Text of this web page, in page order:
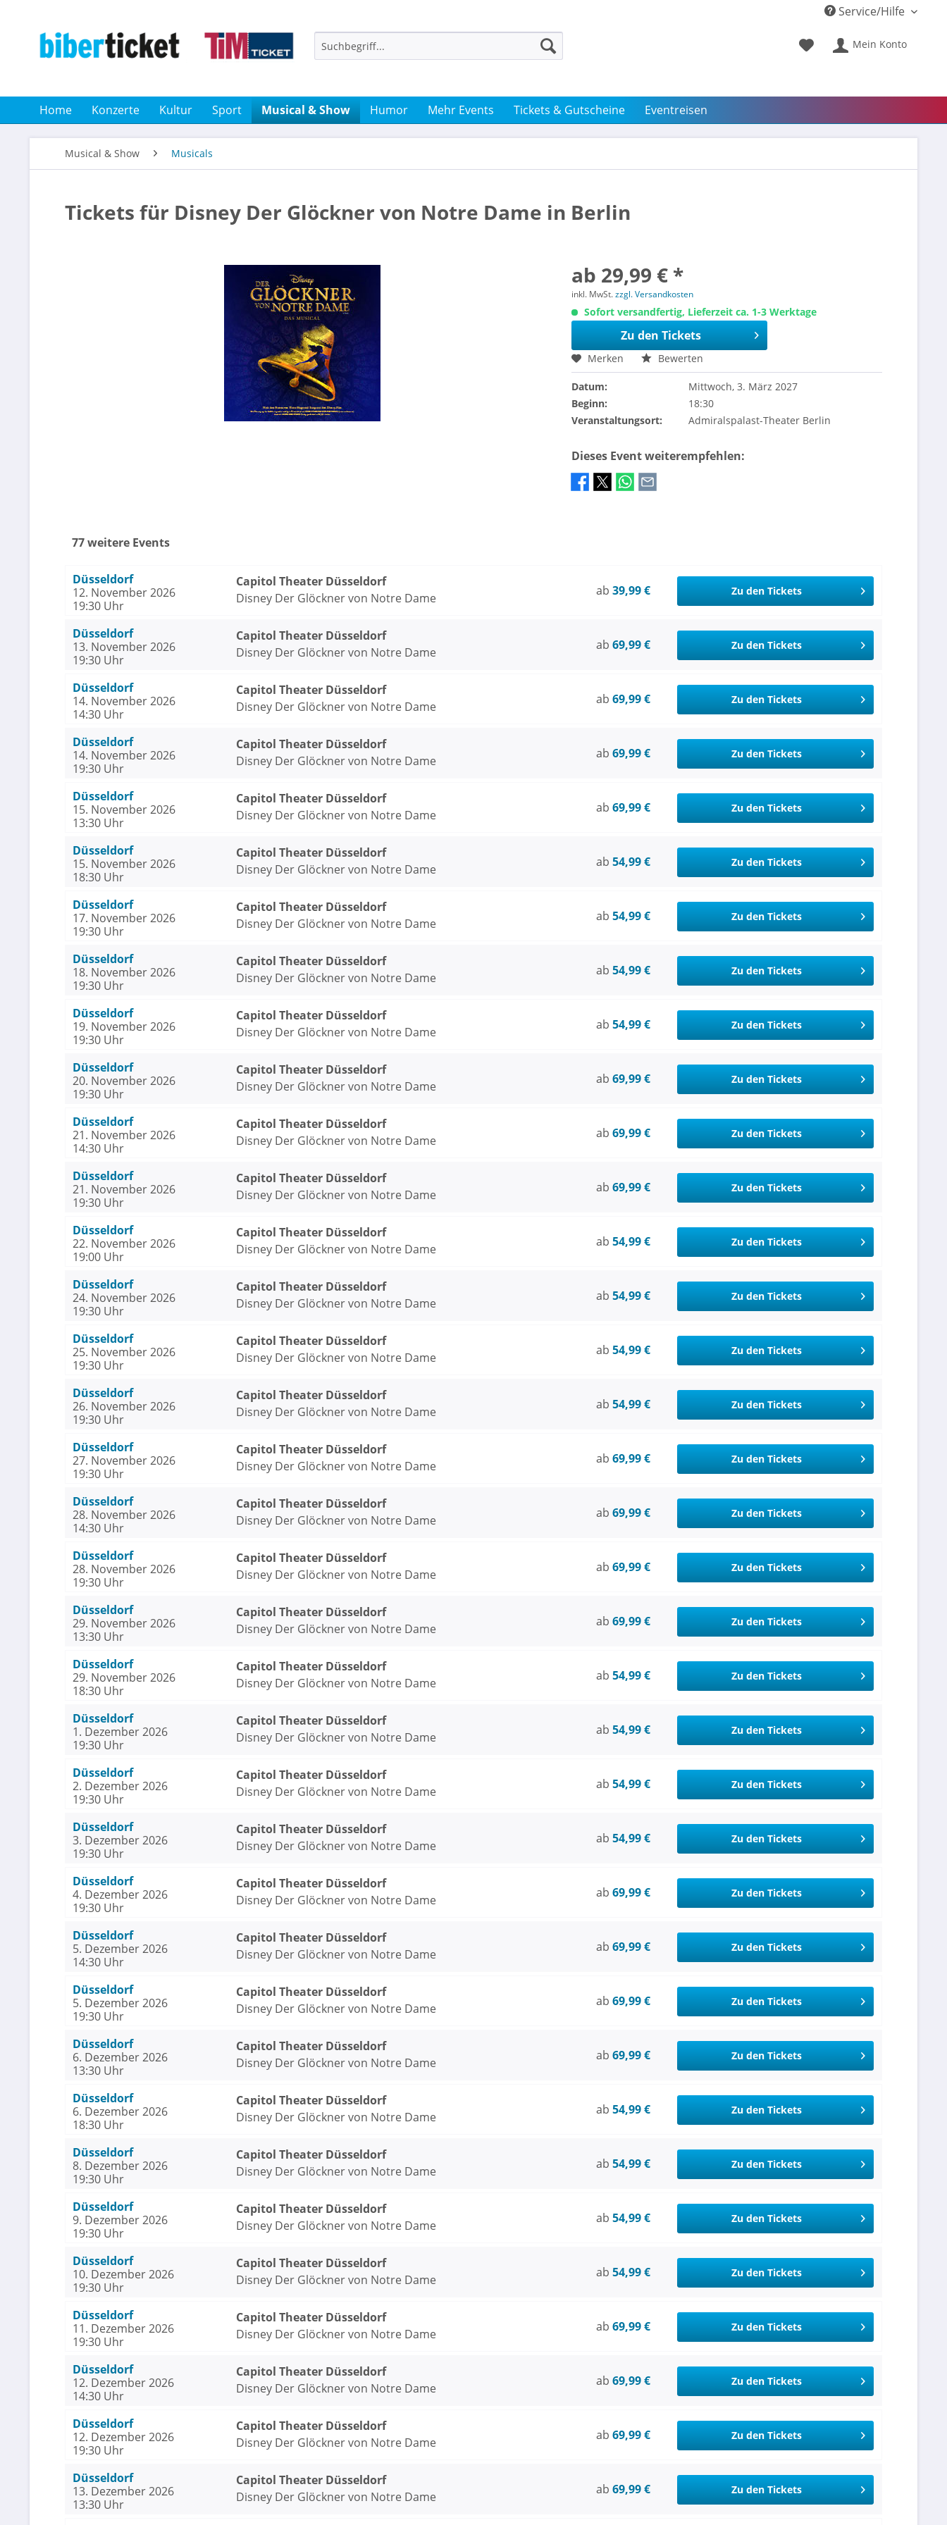
Service/Hilfe
Mein Konto
Home Konzerte Kultur Sport Musical & Show Humor Mehr Events Tickets & Gutscheine Eventreisen
Musical & Show Musicals
Tickets für Disney Der Glöckner von Notre Dame in Berlin
ab 29,99 € *
inkl. MwSt.zzgl. Versandkosten
Sofort versandfertig, Lieferzeit ca. 1-3 Werktage
Zu den Tickets
Merken Bewerten
Datum:
Mittwoch, 3. März 2027
Beginn:
18:30
Veranstaltungsort:
Admiralspalast-Theater Berlin
Dieses Event weiterempfehlen:
77 weitere Events
Düsseldorf
12. November 2026
19:30 Uhr
Capitol Theater Düsseldorf
Disney Der Glöckner von Notre Dame
ab 39,99 € Zu den Tickets
Düsseldorf
13. November 2026
19:30 Uhr
Capitol Theater Düsseldorf
Disney Der Glöckner von Notre Dame
ab 69,99 € Zu den Tickets
Düsseldorf
14. November 2026
14:30 Uhr
Capitol Theater Düsseldorf
Disney Der Glöckner von Notre Dame
ab 69,99 € Zu den Tickets
Düsseldorf
14. November 2026
19:30 Uhr
Capitol Theater Düsseldorf
Disney Der Glöckner von Notre Dame
ab 69,99 € Zu den Tickets
Düsseldorf
15. November 2026
13:30 Uhr
Capitol Theater Düsseldorf
Disney Der Glöckner von Notre Dame
ab 69,99 € Zu den Tickets
Düsseldorf
15. November 2026
18:30 Uhr
Capitol Theater Düsseldorf
Disney Der Glöckner von Notre Dame
ab 54,99 € Zu den Tickets
Düsseldorf
17. November 2026
19:30 Uhr
Capitol Theater Düsseldorf
Disney Der Glöckner von Notre Dame
ab 54,99 € Zu den Tickets
Düsseldorf
18. November 2026
19:30 Uhr
Capitol Theater Düsseldorf
Disney Der Glöckner von Notre Dame
ab 54,99 € Zu den Tickets
Düsseldorf
19. November 2026
19:30 Uhr
Capitol Theater Düsseldorf
Disney Der Glöckner von Notre Dame
ab 54,99 € Zu den Tickets
Düsseldorf
20. November 2026
19:30 Uhr
Capitol Theater Düsseldorf
Disney Der Glöckner von Notre Dame
ab 69,99 € Zu den Tickets
Düsseldorf
21. November 2026
14:30 Uhr
Capitol Theater Düsseldorf
Disney Der Glöckner von Notre Dame
ab 69,99 € Zu den Tickets
Düsseldorf
21. November 2026
19:30 Uhr
Capitol Theater Düsseldorf
Disney Der Glöckner von Notre Dame
ab 69,99 € Zu den Tickets
Düsseldorf
22. November 2026
19:00 Uhr
Capitol Theater Düsseldorf
Disney Der Glöckner von Notre Dame
ab 54,99 € Zu den Tickets
Düsseldorf
24. November 2026
19:30 Uhr
Capitol Theater Düsseldorf
Disney Der Glöckner von Notre Dame
ab 54,99 € Zu den Tickets
Düsseldorf
25. November 2026
19:30 Uhr
Capitol Theater Düsseldorf
Disney Der Glöckner von Notre Dame
ab 54,99 € Zu den Tickets
Düsseldorf
26. November 2026
19:30 Uhr
Capitol Theater Düsseldorf
Disney Der Glöckner von Notre Dame
ab 54,99 € Zu den Tickets
Düsseldorf
27. November 2026
19:30 Uhr
Capitol Theater Düsseldorf
Disney Der Glöckner von Notre Dame
ab 69,99 € Zu den Tickets
Düsseldorf
28. November 2026
14:30 Uhr
Capitol Theater Düsseldorf
Disney Der Glöckner von Notre Dame
ab 69,99 € Zu den Tickets
Düsseldorf
28. November 2026
19:30 Uhr
Capitol Theater Düsseldorf
Disney Der Glöckner von Notre Dame
ab 69,99 € Zu den Tickets
Düsseldorf
29. November 2026
13:30 Uhr
Capitol Theater Düsseldorf
Disney Der Glöckner von Notre Dame
ab 69,99 € Zu den Tickets
Düsseldorf
29. November 2026
18:30 Uhr
Capitol Theater Düsseldorf
Disney Der Glöckner von Notre Dame
ab 54,99 € Zu den Tickets
Düsseldorf
1. Dezember 2026
19:30 Uhr
Capitol Theater Düsseldorf
Disney Der Glöckner von Notre Dame
ab 54,99 € Zu den Tickets
Düsseldorf
2. Dezember 2026
19:30 Uhr
Capitol Theater Düsseldorf
Disney Der Glöckner von Notre Dame
ab 54,99 € Zu den Tickets
Düsseldorf
3. Dezember 2026
19:30 Uhr
Capitol Theater Düsseldorf
Disney Der Glöckner von Notre Dame
ab 54,99 € Zu den Tickets
Düsseldorf
4. Dezember 2026
19:30 Uhr
Capitol Theater Düsseldorf
Disney Der Glöckner von Notre Dame
ab 69,99 € Zu den Tickets
Düsseldorf
5. Dezember 2026
14:30 Uhr
Capitol Theater Düsseldorf
Disney Der Glöckner von Notre Dame
ab 69,99 € Zu den Tickets
Düsseldorf
5. Dezember 2026
19:30 Uhr
Capitol Theater Düsseldorf
Disney Der Glöckner von Notre Dame
ab 69,99 € Zu den Tickets
Düsseldorf
6. Dezember 2026
13:30 Uhr
Capitol Theater Düsseldorf
Disney Der Glöckner von Notre Dame
ab 69,99 € Zu den Tickets
Düsseldorf
6. Dezember 2026
18:30 Uhr
Capitol Theater Düsseldorf
Disney Der Glöckner von Notre Dame
ab 54,99 € Zu den Tickets
Düsseldorf
8. Dezember 2026
19:30 Uhr
Capitol Theater Düsseldorf
Disney Der Glöckner von Notre Dame
ab 54,99 € Zu den Tickets
Düsseldorf
9. Dezember 2026
19:30 Uhr
Capitol Theater Düsseldorf
Disney Der Glöckner von Notre Dame
ab 54,99 € Zu den Tickets
Düsseldorf
10. Dezember 2026
19:30 Uhr
Capitol Theater Düsseldorf
Disney Der Glöckner von Notre Dame
ab 54,99 € Zu den Tickets
Düsseldorf
11. Dezember 2026
19:30 Uhr
Capitol Theater Düsseldorf
Disney Der Glöckner von Notre Dame
ab 69,99 € Zu den Tickets
Düsseldorf
12. Dezember 2026
14:30 Uhr
Capitol Theater Düsseldorf
Disney Der Glöckner von Notre Dame
ab 69,99 € Zu den Tickets
Düsseldorf
12. Dezember 2026
19:30 Uhr
Capitol Theater Düsseldorf
Disney Der Glöckner von Notre Dame
ab 69,99 € Zu den Tickets
Düsseldorf
13. Dezember 2026
13:30 Uhr
Capitol Theater Düsseldorf
Disney Der Glöckner von Notre Dame
ab 69,99 € Zu den Tickets